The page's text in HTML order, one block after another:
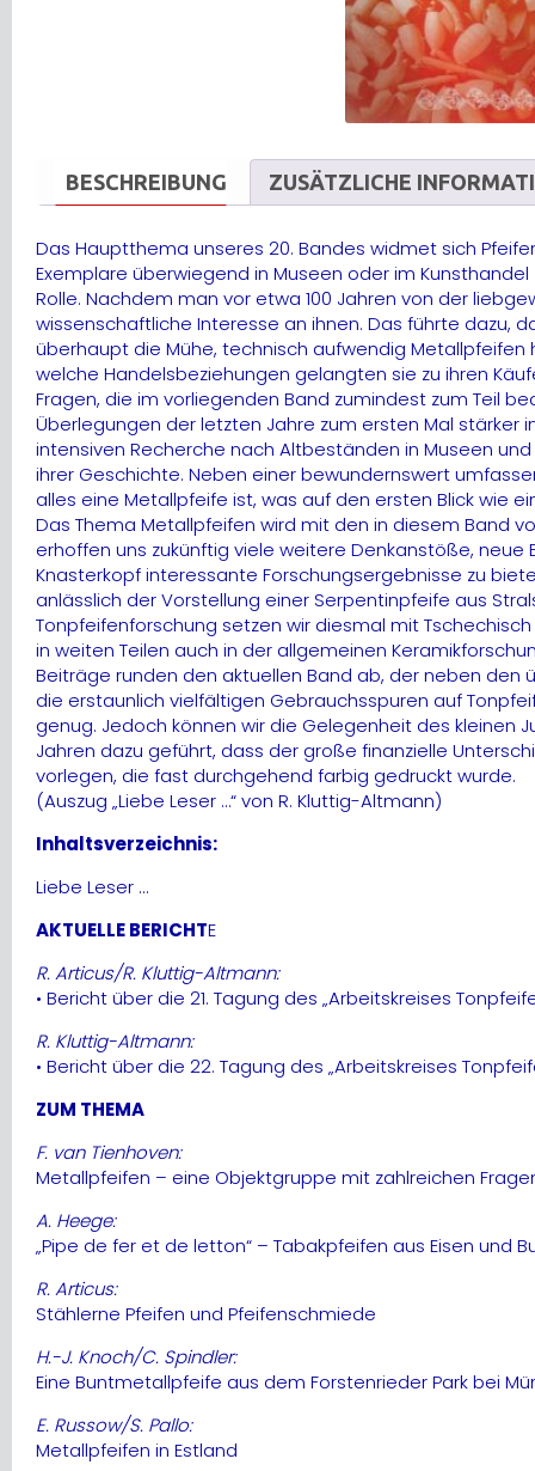
BESCHREIBUNG ZUSÄTZLICHE
Das Hauptthema unseres 20. Bandes widmet sich
Exemplare überwiegend in Museen oder im
Rolle. Nachdem man vor etwa 100 Jahren von der
wissenschaftliche Interesse an ihnen. Das führte dazu,
überhaupt die Mühe, technisch aufwendig
welche Handelsbeziehungen gelangten sie zu ihren
Fragen, die im vorliegenden Band zumindest zum Teil
Überlegungen der letzten Jahre zum ersten Mal stärker
intensiven Recherche nach Altbeständen in Museen
ihrer Geschichte. Neben einer bewundernswert
alles eine Metallpfeife ist, was auf den ersten Blick wie
Das Thema Metallpfeifen wird mit den in diesem Band
erhoffen uns zukünftig viele weitere Denkanstöße,
Knasterkopf interessante Forschungsergebnisse zu
anlässlich der Vorstellung einer Serpentinpfeife aus
Tonpfeifenforschung setzen wir diesmal mit
in weiten Teilen auch in der allgemeinen
Beiträge runden den aktuellen Band ab, der neben den
die erstaunlich vielfältigen Gebrauchsspuren auf
genug. Jedoch können wir die Gelegenheit des kleinen
Jahren dazu geführt, dass der große finanzielle
vorlegen, die fast durchgehend farbig gedruckt wurde.
(Auszug „Liebe Leser …“ von R. Kluttig-Altmann)
Inhaltsverzeichnis:
Liebe Leser …
AKTUELLE BERICHTE
R. Articus/R. Kluttig-Altmann:
• Bericht über die 21. Tagung des „Arbeitskreises
R. Kluttig-Altmann:
• Bericht über die 22. Tagung des „Arbeitskreises
ZUM THEMA
F. van Tienhoven:
Metallpfeifen – eine Objektgruppe mit zahlreichen
A. Heege:
„Pipe de fer et de letton“ – Tabakpfeifen aus Eisen und
R. Articus:
Stählerne Pfeifen und Pfeifenschmiede
H.-J. Knoch/C. Spindler:
Eine Buntmetallpfeife aus dem Forstenrieder Park bei
E. Russow/S. Pallo:
Metallpfeifen in Estland